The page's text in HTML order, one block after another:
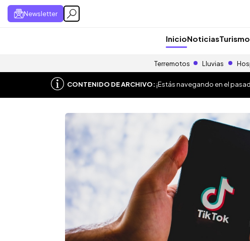
Newsletter
InicioNoticiasTurismo
Terremotos Lluvias
CONTENIDO DE ARCHIVO:¡Estás navegando en el